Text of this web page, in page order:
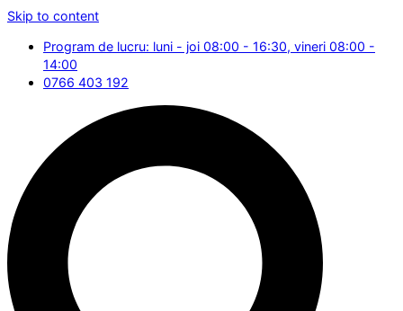
Skip to content
Program de lucru: luni - joi 08:00 - 16:30, vineri 08:00 -
14:00
0766 403 192